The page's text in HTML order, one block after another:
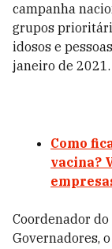
campanha
grupos
idosos e
janeiro de 2021.
Como
vacina?
Coordenador
Governadores,